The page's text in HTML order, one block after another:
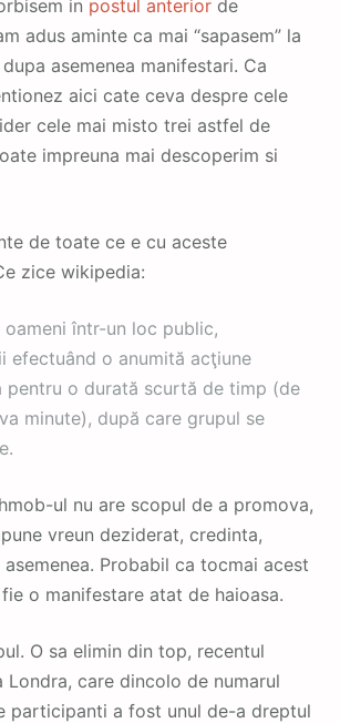
in postul anterior de
adus aminte ca mai “sapasem” la
asemenea manifestari. Ca
aici cate ceva despre cele
cele mai misto trei astfel de
impreuna mai descoperim si
de toate ce e cu aceste
zice wikipedia:
oameni într-un loc public,
efectuând o anumită acţiune
pentru o durată scurtă de timp (de
minute), după care grupul se
ul nu are scopul de a promova,
vreun deziderat, credinta,
Probabil ca tocmai acest
o manifestare atat de haioasa.
O sa elimin din top, recentul
Londra, care dincolo de numarul
participanti a fost unul de-a dreptul